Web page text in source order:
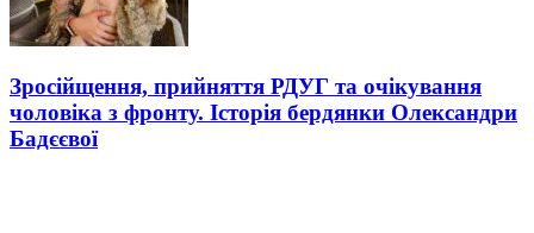
Зросійщення, прийняття РДУГ та очікування
чоловіка з фронту. Історія бердянки Олександри
Бадєєвої